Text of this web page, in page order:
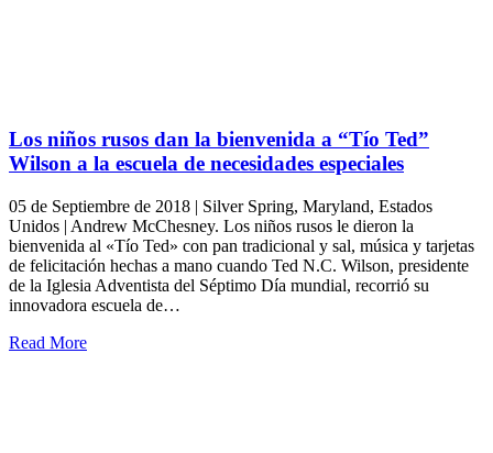
Los niños rusos dan la bienvenida a “Tío Ted”
Wilson a la escuela de necesidades especiales
05 de Septiembre de 2018 | Silver Spring, Maryland, Estados
Unidos | Andrew McChesney. Los niños rusos le dieron la
bienvenida al «Tío Ted» con pan tradicional y sal, música y tarjetas
de felicitación hechas a mano cuando Ted N.C. Wilson, presidente
de la Iglesia Adventista del Séptimo Día mundial, recorrió su
innovadora escuela de…
Read More